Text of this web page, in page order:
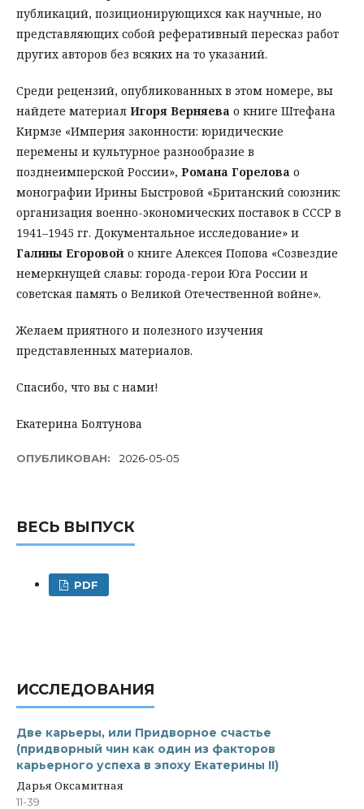
публикаций, позиционирующихся как научные, но
представляющих собой реферативный пересказ работ
других авторов без всяких на то указаний.
Среди рецензий, опубликованных в этом номере, вы
найдете материал Игоря Верняева о книге Штефана
Кирмзе «Империя законности: юридические
перемены и культурное разнообразие в
позднеимперской России», Романа Горелова о
монографии Ирины Быстровой «Британский союзник:
организация военно-экономических поставок в СССР в
1941–1945 гг. Документальное исследование» и
Галины Егоровой о книге Алексея Попова «Созвездие
немеркнущей славы: города-герои Юга России и
советская память о Великой Отечественной войне».
Желаем приятного и полезного изучения
представленных материалов.
Спасибо, что вы с нами!
Екатерина Болтунова
ОПУБЛИКОВАН: 2026-05-05
ВЕСЬ ВЫПУСК
PDF
ИССЛЕДОВАНИЯ
Две карьеры, или Придворное счастье
(придворный чин как один из факторов
карьерного успеха в эпоху Екатерины II)
Дарья Оксамитная
11-39